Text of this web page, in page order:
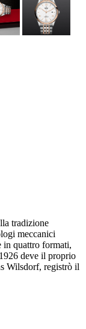
tradizione
meccanici
in quattro formati,
deve il proprio
Wilsdorf, registrò il